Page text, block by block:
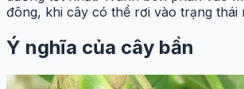
đông, khi cây có thể rơi vào trạng thái
Ý nghĩa của cây bần